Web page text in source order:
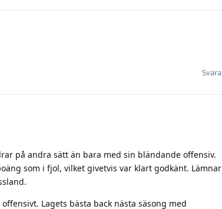
Svara
på andra sätt än bara med sin bländande offensiv.
som i fjol, vilket givetvis var klart godkänt. Lämnar
Lagets bästa back nästa säsong med